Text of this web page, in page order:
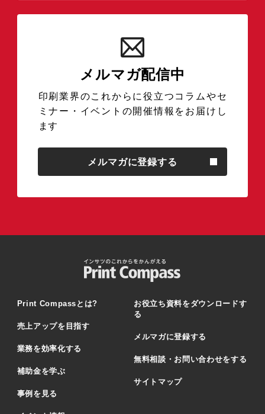
メルマガ配信中
印刷業界のこれからに役立つコラムやセ
ミナー・イベントの開催情報をお届けし
ます
メルマガに登録する
Print Compassとは?
売上アップを目指す
業務を効率化する
補助金を学ぶ
事例を見る
お役立ち資料をダウンロードす
る
メルマガに登録する
無料相談・お問い合わせをする
サイトマップ